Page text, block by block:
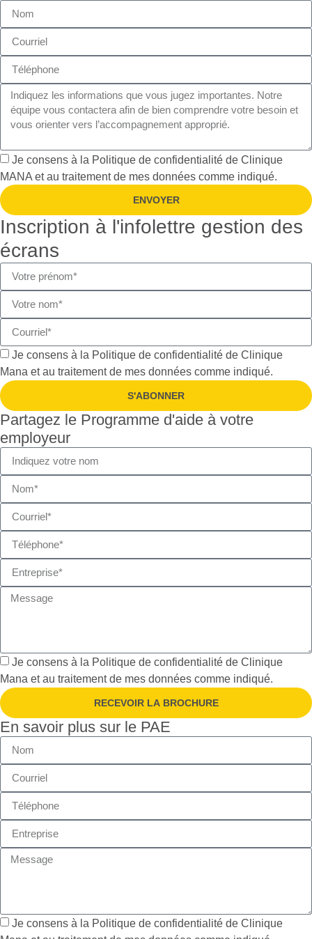
Je consens à la Politique de confidentialité de Clinique
MANA et au traitement de mes données comme indiqué.
ENVOYER
Inscription à l'infolettre gestion des
écrans
Je consens à la Politique de confidentialité de Clinique
Mana et au traitement de mes données comme indiqué.
S'ABONNER
Partagez le Programme d'aide à votre
employeur
Je consens à la Politique de confidentialité de Clinique
Mana et au traitement de mes données comme indiqué.
RECEVOIR LA BROCHURE
En savoir plus sur le PAE
Je consens à la Politique de confidentialité de Clinique